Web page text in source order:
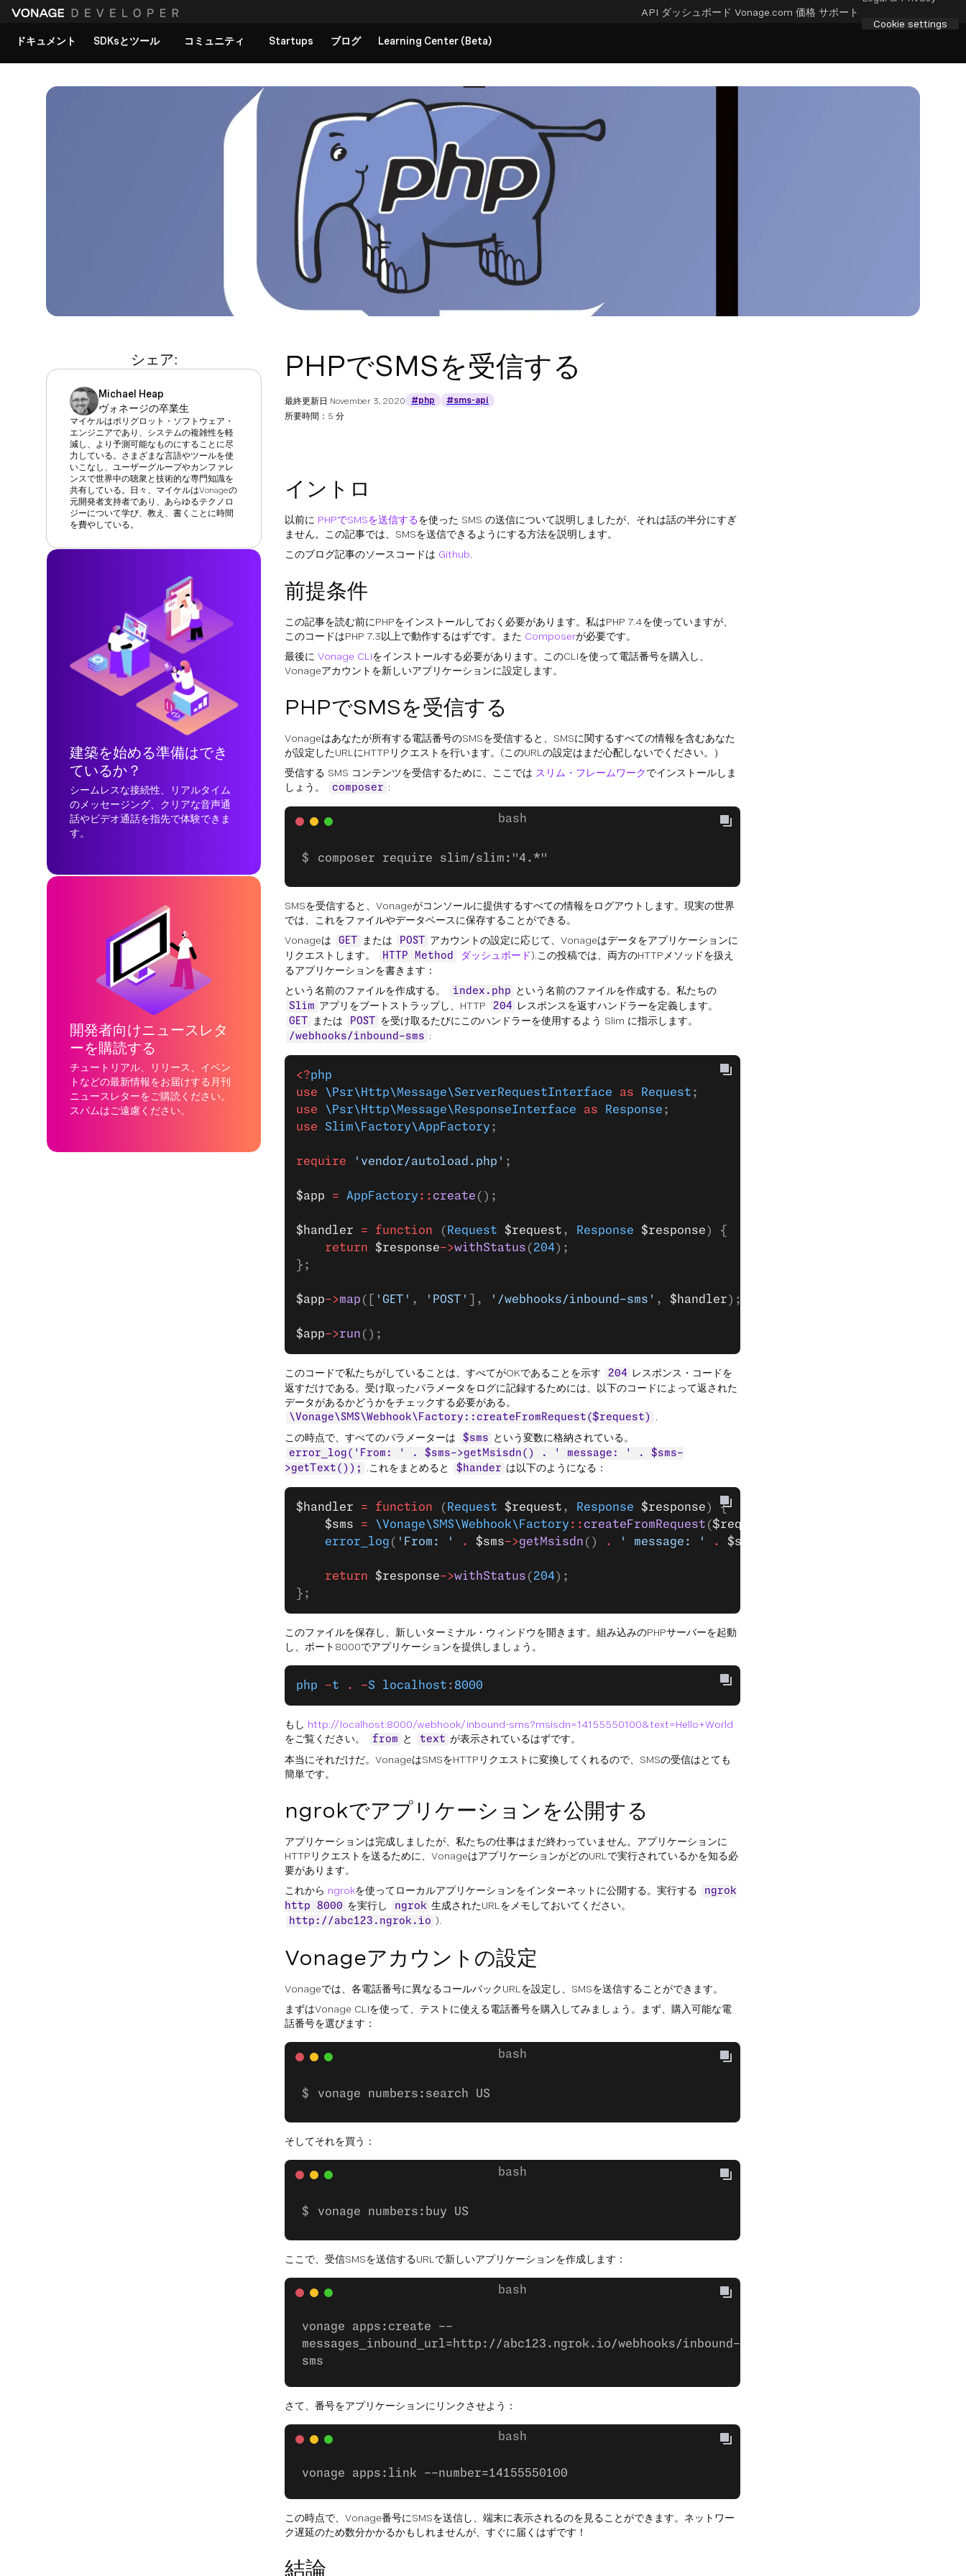
API ダッシュボード Vonage.com 価格 サポート
Cookie settings
ドキュメント
SDKsとツール コミュニティ Startups ブログ Learning Center (Beta)
シェア:
Michael Heap
ヴォネージの卒業生
マイケルはポリグロット・ソフトウェア・
エンジニアであり、システムの複雑性を軽
減し、より予測可能なものにすることに尽
力している。さまざまな言語やツールを使
いこなし、ユーザーグループやカンファレ
ンスで世界中の聴衆と技術的な専門知識を
共有している。日々、マイケルはVonageの
元開発者支持者であり、あらゆるテクノロ
ジーについて学び、教え、書くことに時間
を費やしている。
建築を始める準備はでき
ているか？
シームレスな接続性、リアルタイム
のメッセージング、クリアな音声通
話やビデオ通話を指先で体験できま
す。
開発者向けニュースレタ
ーを購読する
チュートリアル、リリース、イベン
トなどの最新情報をお届けする月刊
ニュースレターをご購読ください。
スパムはご遠慮ください。
PHPでSMSを受信する
最終更新日 November 3, 2020 #php
#sms-api
所要時間：5 分
イントロ
以前に PHPでSMSを送信するを使った SMS の送信について説明しましたが、それは話の半分にすぎ
ません。この記事では、SMSを送信できるようにする方法を説明します。
このブログ記事のソースコードは Github.
前提条件
この記事を読む前にPHPをインストールしておく必要があります。私はPHP 7.4を使っていますが、
このコードはPHP 7.3以上で動作するはずです。また Composerが必要です。
最後に Vonage CLIをインストールする必要があります。このCLIを使って電話番号を購入し、
Vonageアカウントを新しいアプリケーションに設定します。
PHPでSMSを受信する
Vonageはあなたが所有する電話番号のSMSを受信すると、SMSに関するすべての情報を含むあなた
が設定したURLにHTTPリクエストを行います。(このURLの設定はまだ心配しないでください。）
受信する SMS コンテンツを受信するために、ここでは スリム・フレームワークでインストールしま
しょう。
composer :
composer require slim/slim:"4.*"
SMSを受信すると、Vonageがコンソールに提供するすべての情報をログアウトします。現実の世界
では、これをファイルやデータベースに保存することができる。
Vonageは
GET または POST
アカウントの設定に応じて、Vonageはデータをアプリケーションに
リクエストします。
HTTP Method ダッシュボード).この投稿では、両方のHTTPメソッドを扱え
るアプリケーションを書きます：
という名前のファイルを作成する。
index.php という名前のファイルを作成する。私たちの
Slim アプリをブートストラップし、HTTP 204 レスポンスを返すハンドラーを定義します。
GET または POST を受け取るたびにこのハンドラーを使用するよう Slim に指示します。
/webhooks/inbound-sms :
<?php
use \Psr\Http\Message\ServerRequestInterface as Request ;
use \Psr\Http\Message\ResponseInterface as Response ;
use Slim\Factory\AppFactory ;
require 'vendor/autoload.php' ;
$app = AppFactory :: create ();
$handler = function ( Request $request , Response $response ) {
    return
$response->withStatus ( 204 );
};
$app->map ([ 'GET' , 'POST' ], '/webhooks/inbound-sms' , $handler );
$app->run ();
このコードで私たちがしていることは、すべてがOKであることを示す 204
レスポンス・コードを
返すだけである。受け取ったパラメータをログに記録するためには、以下のコードによって返された
データがあるかどうかをチェックする必要がある。
\Vonage\SMS\Webhook\Factory::createFromRequest($request)
.
この時点で、すべてのパラメーターは
$sms という変数に格納されている。
error_log('From: ' . $sms->getMsisdn() . ' message: ' . $sms-
>getText());
.これをまとめると $hander は以下のようになる：
$handler = function ( Request $request , Response $response ) {
    $sms
= \Vonage\SMS\Webhook\Factory :: createFromRequest ($request
    error_log
( 'From: ' . $sms->getMsisdn () . ' message: ' . $sms
    return
$response->withStatus ( 204 );
};
このファイルを保存し、新しいターミナル・ウィンドウを開きます。組み込みのPHPサーバーを起動
し、ポート8000でアプリケーションを提供しましょう。
php -t . -S localhost : 8000
もし http://localhost:8000/webhook/inbound-sms?msisdn=14155550100&text=Hello+World
をご覧ください。
from と text が表示されているはずです。
本当にそれだけだ。VonageはSMSをHTTPリクエストに変換してくれるので、SMSの受信はとても
簡単です。
ngrokでアプリケーションを公開する
アプリケーションは完成しましたが、私たちの仕事はまだ終わっていません。アプリケーションに
HTTPリクエストを送るために、VonageはアプリケーションがどのURLで実行されているかを知る必
要があります。
これから ngrokを使ってローカルアプリケーションをインターネットに公開する。実行する
ngrok
http 8000 を実行し ngrok 生成されたURLをメモしておいてください。
http://abc123.ngrok.io ).
Vonageアカウントの設定
Vonageでは、各電話番号に異なるコールバックURLを設定し、SMSを送信することができます。
まずはVonage CLIを使って、テストに使える電話番号を購入してみましょう。まず、購入可能な電
話番号を選びます：
vonage numbers:search US
そしてそれを買う：
vonage numbers:buy US
ここで、受信SMSを送信するURLで新しいアプリケーションを作成します：
vonage apps:create --
messages_inbound_url=http://abc123.ngrok.io/webhooks/inbound-
sms
さて、番号をアプリケーションにリンクさせよう：
vonage apps:link --number=14155550100
この時点で、Vonage番号にSMSを送信し、端末に表示されるのを見ることができます。ネットワー
ク遅延のため数分かかるかもしれませんが、すぐに届くはずです！
結論